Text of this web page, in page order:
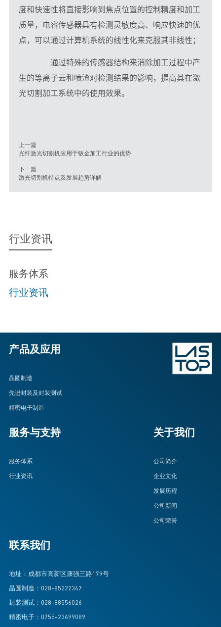
度和快速性将直接影响到焦点位置的控制精度和加工
质量，电容传感器具有检测灵敏度高、响应快速的优
点，可以通过计算机系统的线性化来克服其非线性；
通过特殊的传感器结构来消除加工过程中产
生的等离子云和喷渣对检测结果的影响，提高其在激
光切割加工系统中的使用效果。
光纤激光切割机应用于钣金加工行业的优势
下一篇
激光切割机特点及发展趋势详解
行业资讯
服务体系
行业资讯
产品及应用
晶圆制造
先进封装及封装测试
精密电子制造
服务与支持
服务体系
行业资讯
关于我们
公司简介
企业文化
发展历程
公司新闻
公司荣誉
联系我们
地址：成都市高新区康强三路179号
晶圆制造：028-85222347
封装测试：028-88556026
精密电子：0755-23699089